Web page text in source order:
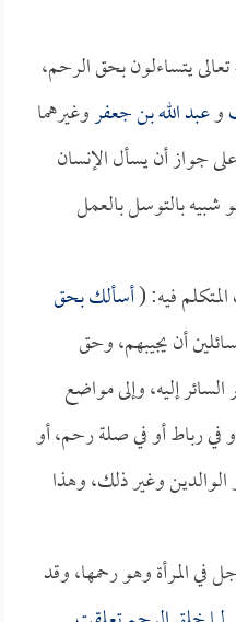
يتساءلون بحق الرحم،
وعبد الله بن جعفروغيرهما
جواز أن يسأل الإنسان
بالتوسل بالعمل
فيه: (أسألك بحق
أن يجيبهم، وحق
إليه، وإلى مواضع
في رباط أو في صلة رحم، أو
وغير ذلك، وهذا
في المرأة وهو رحمها، وقد